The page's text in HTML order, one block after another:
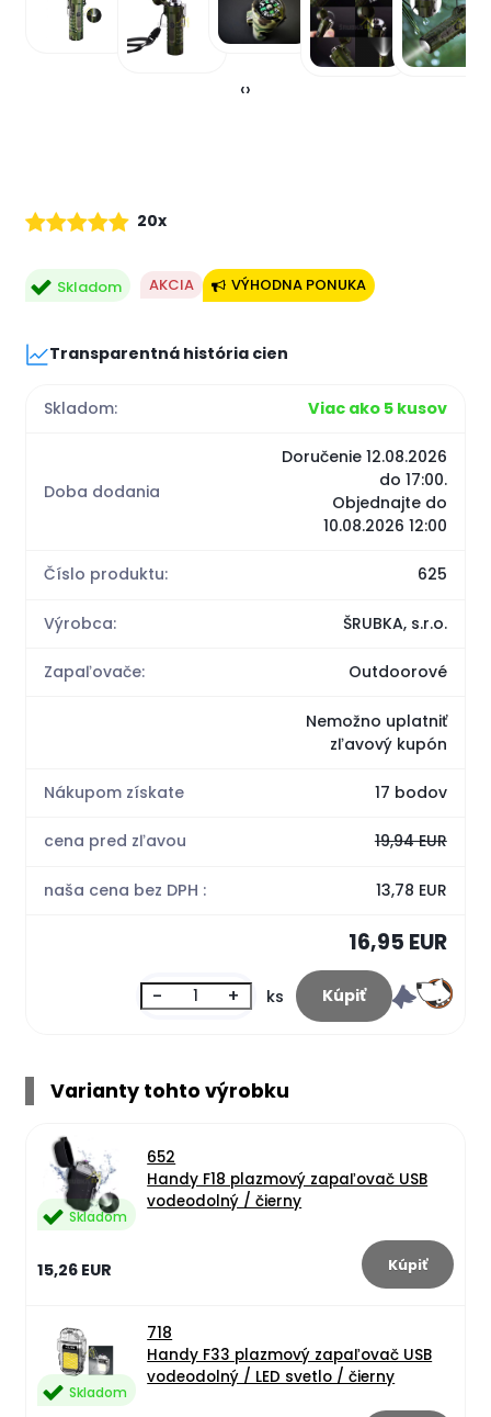
‹›
Skladom AKCIA VÝHODNA PONUKA
20x
Transparentná história cien
Skladom: Viac ako 5 kusov
Doba dodania
Doručenie 12.08.2026
do 17:00.
Objednajte do
10.08.2026 12:00
Číslo produktu: 625
Výrobca: ŠRUBKA, s.r.o.
Zapaľovače: Outdoorové
Nemožno uplatniť
zľavový kupón
Nákupom získate 17 bodov
cena pred zľavou 19,94 EUR
naša cena bez DPH : 13,78 EUR
16,95 EUR
- + ks
Varianty tohto výrobku
652
Handy F18 plazmový zapaľovač USB
vodeodolný / čierny
Skladom
15,26 EUR
718
Handy F33 plazmový zapaľovač USB
vodeodolný / LED svetlo / čierny
Skladom